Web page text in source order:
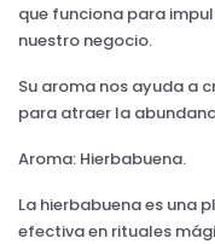
que funciona para
nuestro negocio.
Su aroma nos ayuda a
para atraer la
Aroma: Hierbabuena.
La hierbabuena es una
efectiva en rituales